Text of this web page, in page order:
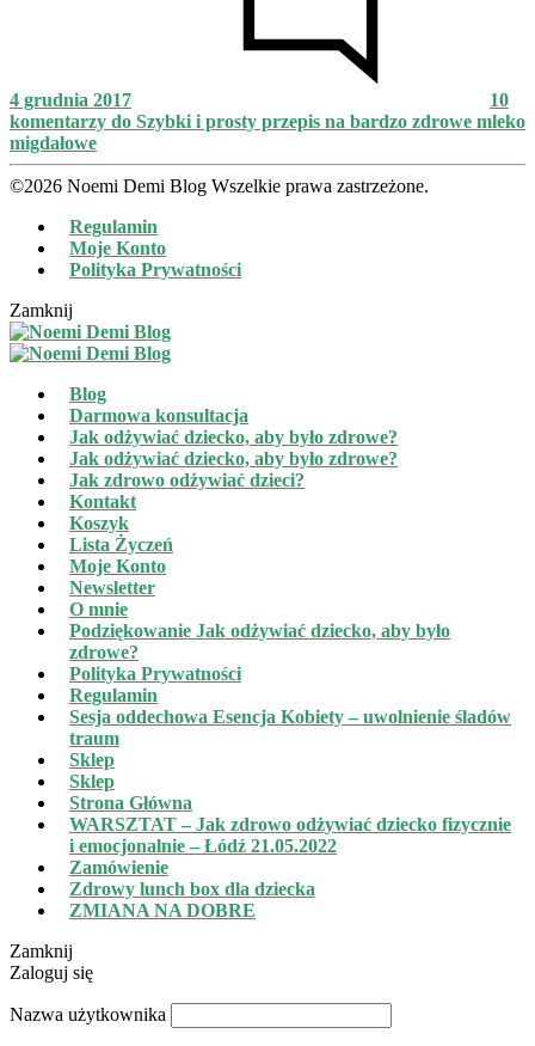
4 grudnia 2017
10
komentarzy do Szybki i prosty przepis na bardzo zdrowe mleko
migdałowe
©2026 Noemi Demi Blog Wszelkie prawa zastrzeżone.
Regulamin
Moje Konto
Polityka Prywatności
Zamknij
Blog
Darmowa konsultacja
Jak odżywiać dziecko, aby było zdrowe?
Jak odżywiać dziecko, aby było zdrowe?
Jak zdrowo odżywiać dzieci?
Kontakt
Koszyk
Lista Życzeń
Moje Konto
Newsletter
O mnie
Podziękowanie Jak odżywiać dziecko, aby było
zdrowe?
Polityka Prywatności
Regulamin
Sesja oddechowa Esencja Kobiety – uwolnienie śladów
traum
Sklep
Sklep
Strona Główna
WARSZTAT – Jak zdrowo odżywiać dziecko fizycznie
i emocjonalnie – Łódź 21.05.2022
Zamówienie
Zdrowy lunch box dla dziecka
ZMIANA NA DOBRE
Zamknij
Zaloguj się
Nazwa użytkownika